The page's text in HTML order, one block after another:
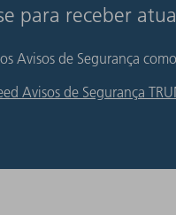
para receber
Avisos de Segurança
Avisos de Segurança